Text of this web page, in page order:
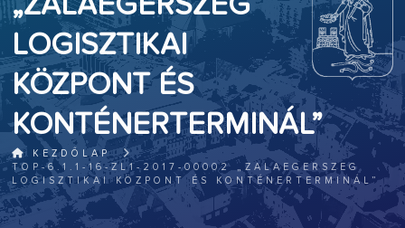
„ZALAEGERSZEG
LOGISZTIKAI
KÖZPONT ÉS
KONTÉNERTERMINÁL”
KEZDŐLAP
TOP-6.1.1-16-ZL1-2017-00002 „ZALAEGERSZEG
LOGISZTIKAI KÖZPONT ÉS KONTÉNERTERMINÁL”